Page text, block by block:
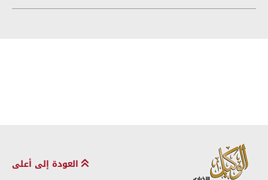
العودة إلى أعلى